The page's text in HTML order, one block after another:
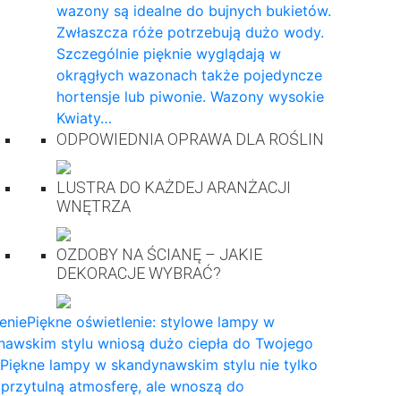
wazony są idealne do bujnych bukietów.
Zwłaszcza róże potrzebują dużo wody.
Szczególnie pięknie wyglądają w
okrągłych wazonach także pojedyncze
hortensje lub piwonie. Wazony wysokie
Kwiaty…
ODPOWIEDNIA OPRAWA DLA ROŚLIN
LUSTRA DO KAŻDEJ ARANŻACJI
WNĘTRZA
OZDOBY NA ŚCIANĘ – JAKIE
DEKORACJE WYBRAĆ?
Piękne oświetlenie: stylowe lampy w
stylu wniosą dużo ciepła do Twojego
lampy w skandynawskim stylu nie tylko
atmosferę, ale wnoszą do